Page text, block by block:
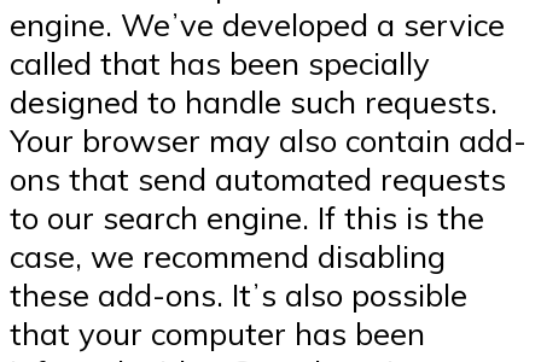
engine. Weʼve developed a service
called that has been specially
designed to handle such requests.
Your browser may also contain add-
ons that send automated requests
to our search engine. If this is the
case, we recommend disabling
these add-ons. Itʼs also possible
that your computer has been